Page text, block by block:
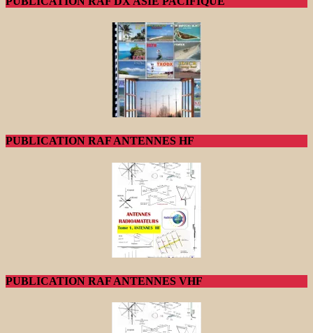
PUBLICATION RAF ANTENNES HF
PUBLICATION RAF ANTENNES VHF